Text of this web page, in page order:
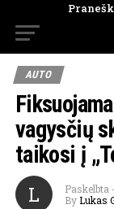
AUTO
vagysčių
taikosi į
L Paskelbta -
By Lukas